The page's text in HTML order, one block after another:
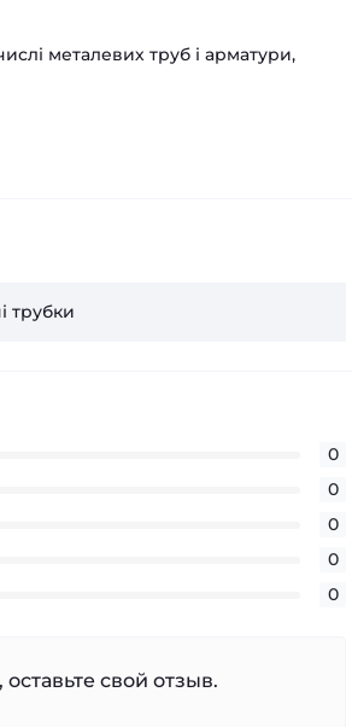
металевих труб і арматури,
трубки
0
0
0
0
0
свой отзыв.